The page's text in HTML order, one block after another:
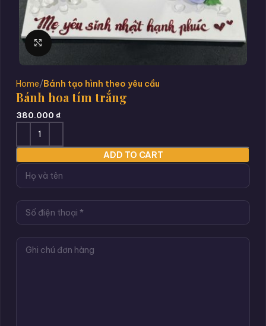
Click to enlarge
Home Bánh tạo hình theo yêu cầu
Bánh hoa tím trắng
380.000 ₫
ADD TO CART